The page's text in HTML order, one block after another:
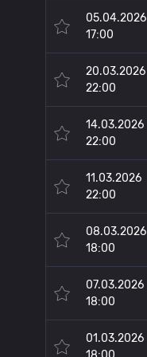
05.04.2026
17:00
20.03.2026
22:00
14.03.2026
22:00
11.03.2026
22:00
08.03.2026
18:00
07.03.2026
18:00
01.03.2026